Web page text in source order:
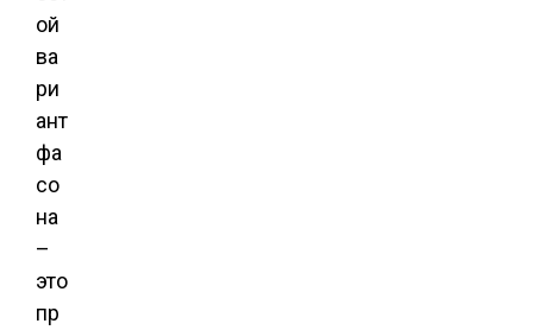
ой
ва
ри
ант
фа
со
на
–
это
пр